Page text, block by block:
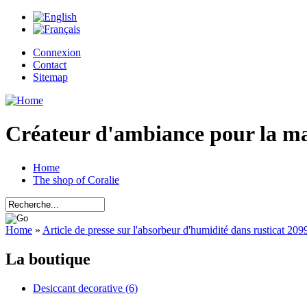
Connexion
Contact
Sitemap
Créateur d'ambiance pour la
Home
The shop of Coralie
Home » Article de presse sur l'absorbeur d'humidité dans rusticat
La boutique
Desiccant decorative (6)